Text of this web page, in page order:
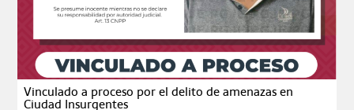
Vinculado a proceso por el delito de amenazas en
Ciudad Insurgentes